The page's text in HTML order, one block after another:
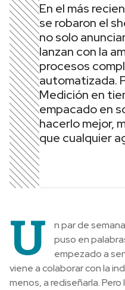
En el más
se robaron el
no solo
lanzan con la
procesos
automatizada.
Medición en
empacado en
hacerlo mejor,
que cualquier
U
n par de
puso en
empezado a
viene a colaborar con la
menos, a rediseñarla.